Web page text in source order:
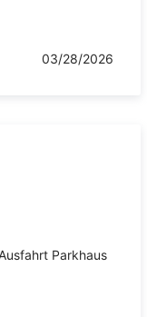
03/28/2026
Parkhaus